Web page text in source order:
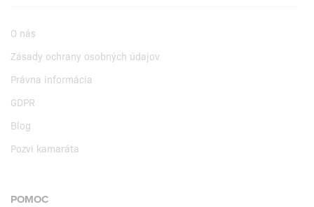
O nás
Zásady ochrany osobných údajov
Právna informácia
GDPR
Blog
Pozvi kamaráta
POMOC